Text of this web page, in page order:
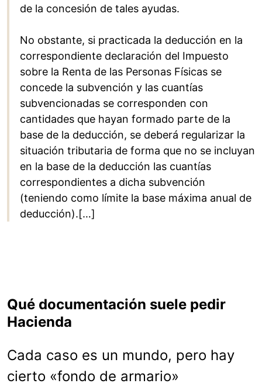
de la concesión de tales ayudas.
No obstante, si practicada la deducción en la
correspondiente declaración del Impuesto
sobre la Renta de las Personas Físicas se
concede la subvención y las cuantías
subvencionadas se corresponden con
cantidades que hayan formado parte de la
base de la deducción, se deberá regularizar la
situación tributaria de forma que no se incluyan
en la base de la deducción las cuantías
correspondientes a dicha subvención
(teniendo como límite la base máxima anual de
deducción).[…]
Qué documentación suele pedir
Hacienda
Cada caso es un mundo, pero hay
cierto «fondo de armario»